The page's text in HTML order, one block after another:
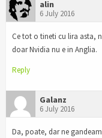
alin
6 July 2016
Ce tot o tineti cu lira asta,
doar Nvidia nu e in Anglia.
Reply
Galanz
6 July 2016
Da, poate, dar ne